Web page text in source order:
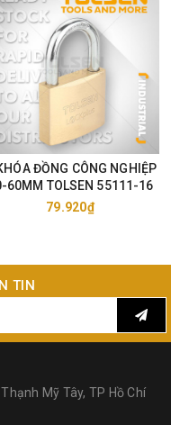
ĐỒNG CÔNG NGHIỆP
60MM TOLSEN 55111-16
79.920₫
TIN
Mỹ Tây, TP Hồ Chí